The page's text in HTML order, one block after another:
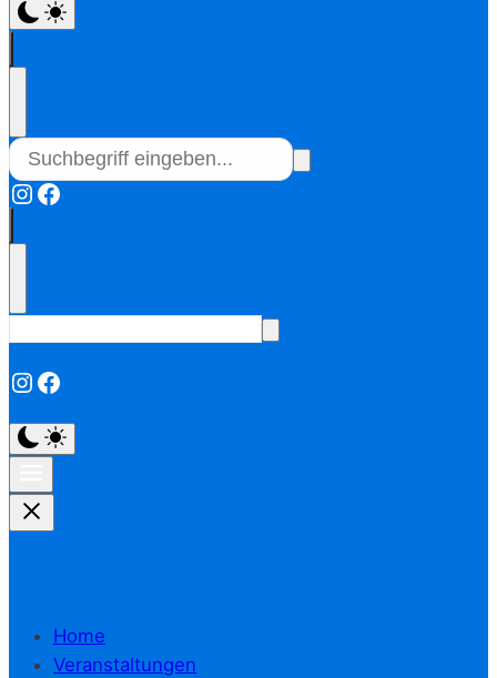
Instagram
Facebook
Instagram
Facebook
Home
Veranstaltungen